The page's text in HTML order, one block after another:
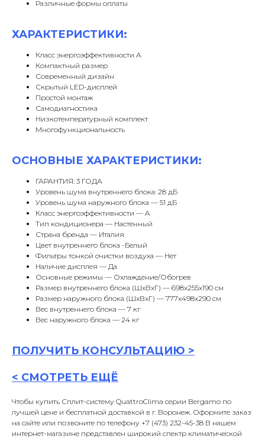
Различные формы оплаты
ХАРАКТЕРИСТИКИ:
Класс энергоэффективности А
Компактный размер
Современный дизайн
Скрытый LED-дисплей
Простой монтаж
Самодиагностика
Низкотемпературный комплект
Многофункциональность
ОСНОВНЫЕ ХАРАКТЕРИСТИКИ:
ГАРАНТИЯ: 3 ГОДА
Уровень шума внутреннего блока: 28 дБ
Уровень шума наружного блока — 51 дБ
Класс энергоэффективности — A
Тип кондиционера — Настенный
Страна бренда — Италия
Цвет внутреннего блока -Белый
Фильтры тонкой очистки воздуха — Нет
Наличие дисплея — Да
Основные режимы — Охлаждение/Обогрев
Размер внутреннего блока (ШxВxГ) — 698x255x190 см
Размер наружного блока (ШxВxГ) — 777x498x290 см
Вес внутреннего блока — 7 кг
Вес наружного блока — 24 кг
ПОЛУЧИТЬ КОНСУЛЬТАЦИЮ >
< СМОТРЕТЬ ЕЩЁ
Чтобы купить Сплит-систему QuattroClima серии Bergamo по
лучшей цене и бесплатной доставкой в г. Воронеж. Оформите заказ
на сайте или позвоните по телефону +7 (473) 232-45-38 В нашем
интернет-магазине представлен широкий спектр климатической